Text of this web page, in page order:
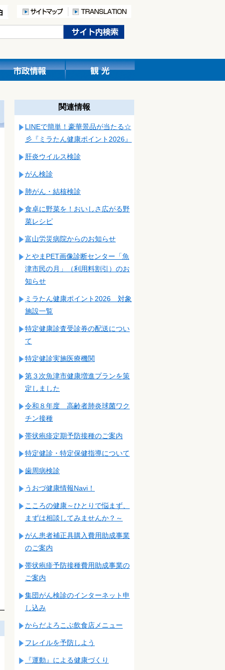
関連情報
LINEで簡単！豪華景品が当たる☆
彡『ミラたん健康ポイント2026』
肝炎ウイルス検診
がん検診
肺がん・結核検診
食卓に野菜を！おいしさ広がる野
菜レシピ
富山労災病院からのお知らせ
とやまPET画像診断センター「魚
津市民の月」（利用料割引）のお
知らせ
ミラたん健康ポイント2026 対象
施設一覧
特定健康診査受診券の配送につい
て
特定健診実施医療機関
第３次魚津市健康増進プランを策
定しました
令和８年度 高齢者肺炎球菌ワク
チン接種
帯状疱疹定期予防接種のご案内
特定健診・特定保健指導について
歯周病検診
うおづ健康情報Navi！
こころの健康～ひとりで悩まず、
まずは相談してみませんか？～
がん患者補正具購入費用助成事業
のご案内
帯状疱疹予防接種費用助成事業の
ご案内
集団がん検診のインターネット申
し込み
からだよろこぶ飲食店メニュー
フレイルを予防しよう
『運動』による健康づくり